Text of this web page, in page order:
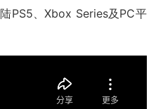
PS5、Xbox Series及PC平